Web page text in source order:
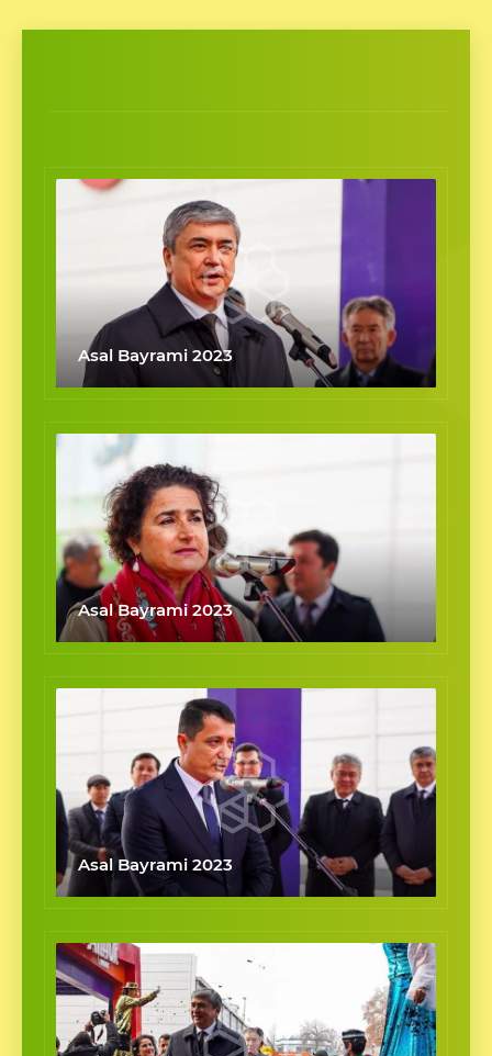
Asal Bayrami 2023
Asal Bayrami 2023
Asal Bayrami 2023